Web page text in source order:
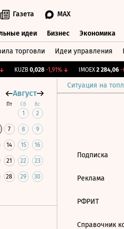
Газета MAX
идеи Бизнес Экономика
торговли Идеи управления
KUZB 0,028 -1,91%↓ IMOEX 2 284,06 -
Ситуация на
Август
Пт Сб Вс
1 2
7 8 9
14 15 16
21 22 23
28 29 30
Подписка
Реклама
РФРИТ
Справочник